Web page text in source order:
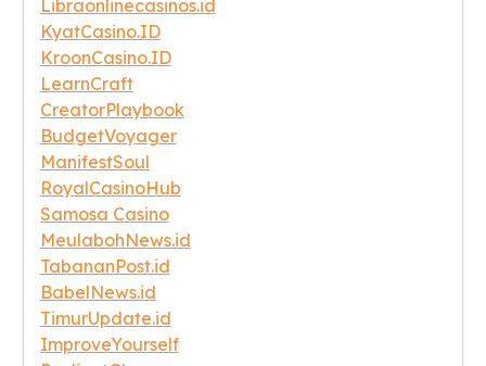
Libraonlinecasinos.id
KyatCasino.ID
KroonCasino.ID
LearnCraft
CreatorPlaybook
BudgetVoyager
ManifestSoul
RoyalCasinoHub
Samosa Casino
MeulabohNews.id
TabananPost.id
BabelNews.id
TimurUpdate.id
ImproveYourself